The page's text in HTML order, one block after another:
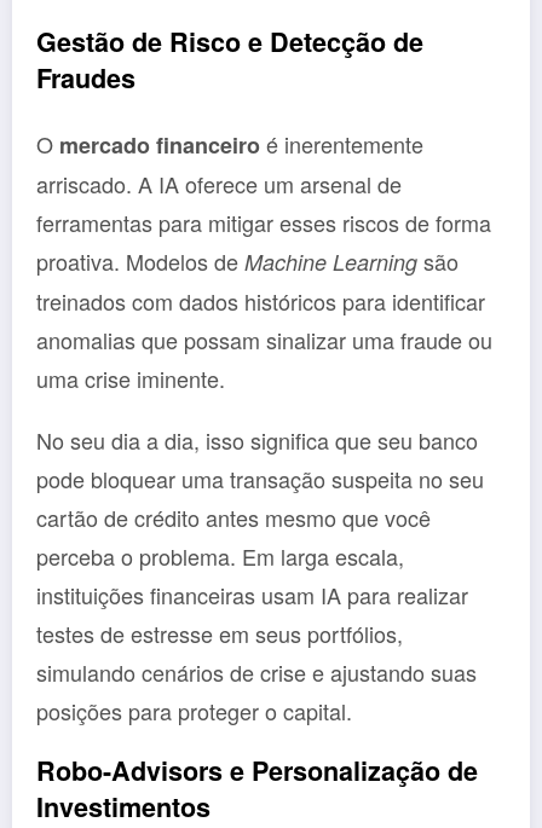
Gestão de Risco e Detecção de
Fraudes
O mercado financeiroé inerentemente
arriscado. A IA oferece um arsenal de
ferramentas para mitigar esses riscos de forma
proativa. Modelos de Machine Learning são
treinados com dados históricos para identificar
anomalias que possam sinalizar uma fraude ou
uma crise iminente.
No seu dia a dia, isso significa que seu banco
pode bloquear uma transação suspeita no seu
cartão de crédito antes mesmo que você
perceba o problema. Em larga escala,
instituições financeiras usam IA para realizar
testes de estresse em seus portfólios,
simulando cenários de crise e ajustando suas
posições para proteger o capital.
Robo-Advisors e Personalização de
Investimentos